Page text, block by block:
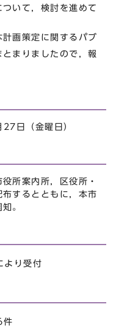
いて，検討を進めて
画策定に関するパブ
まりましたので，報
日（金曜日）
所案内所，区役所・
するとともに，本市
。
より受付
件